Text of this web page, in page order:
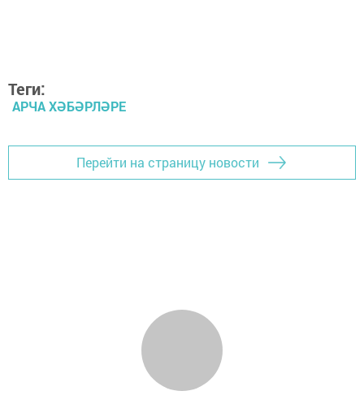
Теги:
АРЧА ХӘБӘРЛӘРЕ
Перейти на страницу новости